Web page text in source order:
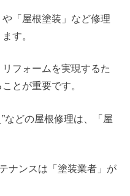
「屋根塗装」など修理
す。
フォームを実現するた
とが重要です。
などの屋根修理は、「屋
ナンスは「塗装業者」が